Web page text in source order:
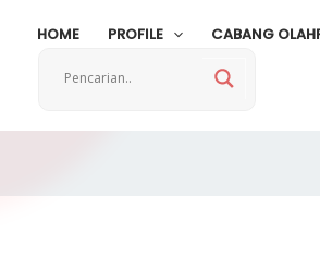
HOME PROFILE CABANG